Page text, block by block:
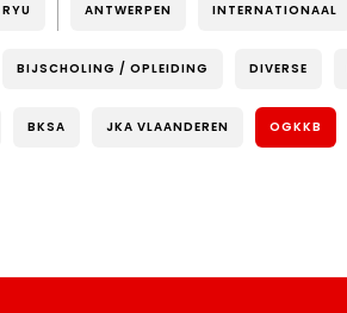
ANTWERPEN INTERNATIONAAL
BIJSCHOLING / OPLEIDING DIVERSE
BKSA JKA VLAANDEREN OGKKB